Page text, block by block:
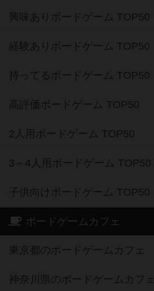
興味ありボードゲーム TOP50
経験ありボードゲーム TOP50
持ってるボードゲーム TOP50
高評価ボードゲーム TOP50
2人用ボードゲーム TOP50
3～4人用ボードゲーム TOP50
子供向けボードゲーム TOP50
ボードゲームカフェ
東京都のボードゲームカフェ
神奈川県のボードゲームカフェ